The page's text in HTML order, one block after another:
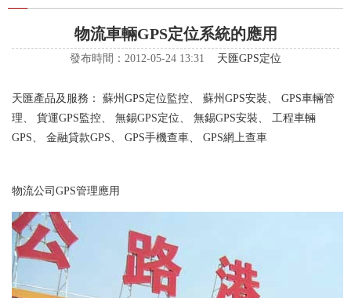
物流車輛GPS定位系統的應用
發布時間：2012-05-24 13:31 天匯GPS定位
天匯產品及服務： 蘇州GPS定位監控、 蘇州GPS安裝、 GPS車輛管
理、 貨運GPS監控、 無錫GPS定位、 無錫GPS安裝、 工程車輛
GPS、 金融貸款GPS、 GPS手機查車、 GPS網上查車
物流公司GPS管理應用